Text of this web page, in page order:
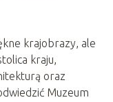
krajobrazy, ale
kraju,
oraz
Muzeum